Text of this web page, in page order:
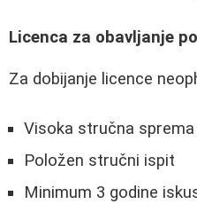
Licenca za obavljanje
Za dobijanje licence
Visoka stručna
Položen stručni ispit
Minimum 3 godine